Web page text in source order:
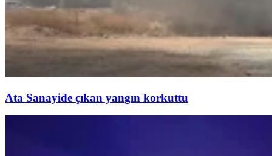
Ata Sanayide çıkan yangın korkuttu